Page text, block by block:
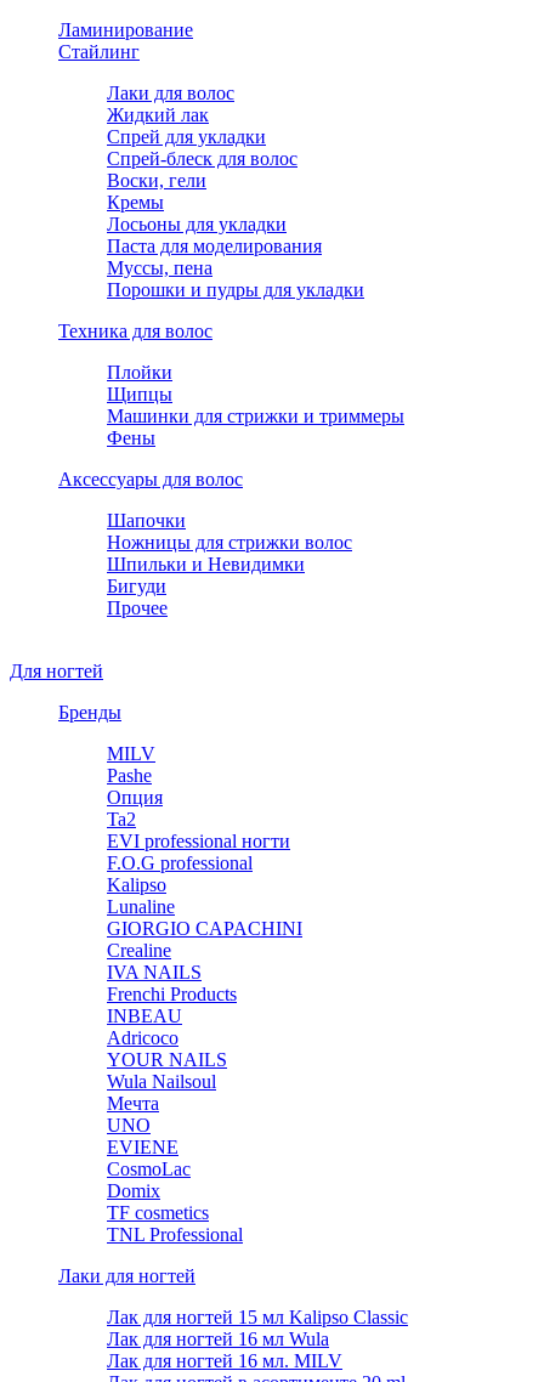
Ламинирование
Стайлинг
Лаки для волос
Жидкий лак
Спрей для укладки
Спрей-блеск для волос
Воски, гели
Кремы
Лосьоны для укладки
Паста для моделирования
Муссы, пена
Порошки и пудры для укладки
Техника для волос
Плойки
Щипцы
Машинки для стрижки и триммеры
Фены
Аксессуары для волос
Шапочки
Ножницы для стрижки волос
Шпильки и Невидимки
Бигуди
Прочее
Для ногтей
Бренды
MILV
Pashe
Опция
Ta2
EVI professional ногти
F.O.G professional
Kalipso
Lunaline
GIORGIO CAPACHINI
Crealine
IVA NAILS
Frenchi Products
INBEAU
Adricoco
YOUR NAILS
Wula Nailsoul
Мечта
UNO
EVIENE
CosmoLac
Domix
TF cosmetics
TNL Professional
Лаки для ногтей
Лак для ногтей 15 мл Kalipso Classic
Лак для ногтей 16 мл Wula
Лак для ногтей 16 мл. MILV